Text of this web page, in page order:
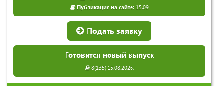
Публикация на сайте:15.09
Подать заявку
Готовится новый выпуск
8(135) 15.08.2026.